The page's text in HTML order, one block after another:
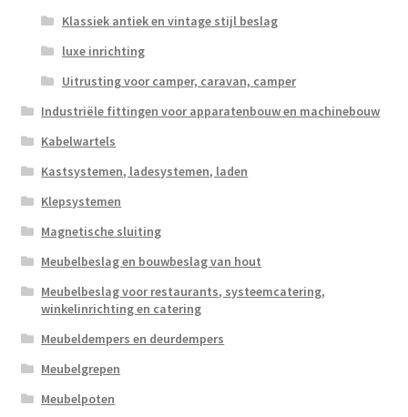
Klassiek antiek en vintage stijl beslag
luxe inrichting
Uitrusting voor camper, caravan, camper
Industriële fittingen voor apparatenbouw en machinebouw
Kabelwartels
Kastsystemen, ladesystemen, laden
Klepsystemen
Magnetische sluiting
Meubelbeslag en bouwbeslag van hout
Meubelbeslag voor restaurants, systeemcatering,
winkelinrichting en catering
Meubeldempers en deurdempers
Meubelgrepen
Meubelpoten